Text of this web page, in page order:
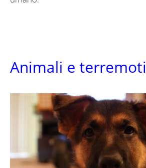
Animali e terremoti